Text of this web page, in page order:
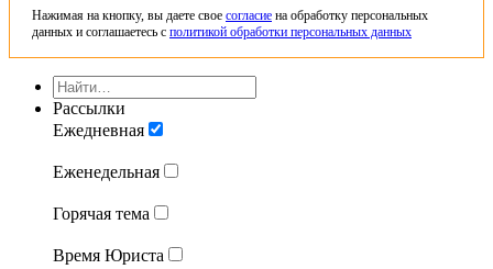
Нажимая на кнопку, вы даете свое согласие на обработку персональных
данных и соглашаетесь с политикой обработки персональных данных
Рассылки
Ежедневная
Еженедельная
Горячая тема
Время Юриста